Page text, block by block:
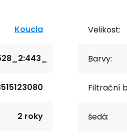
Koucla
2 roky
Velikost:
Barvy:
Filtrační
šedá: